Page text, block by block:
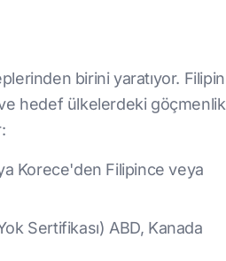
birini yaratıyor. Filipin
ve hedef ülkelerdeki göçmenlik
Korece'den Filipince veya
Sertifikası) ABD, Kanada